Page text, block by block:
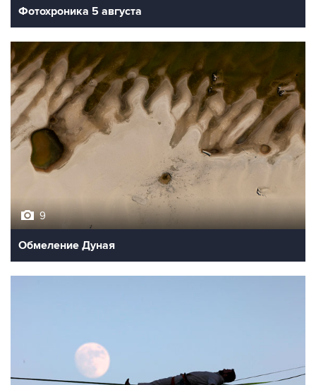
Фотохроника 5 августа
9
Обмеление Дуная